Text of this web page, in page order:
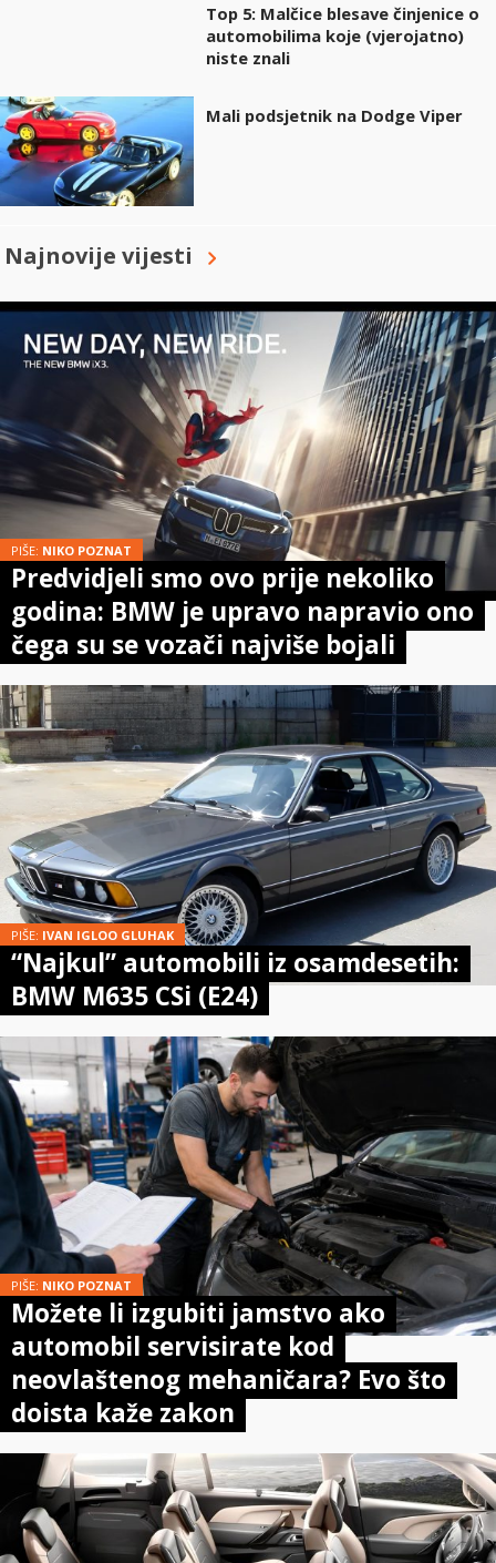
Top 5: Malčice blesave činjenice o
automobilima koje (vjerojatno)
niste znali
Mali podsjetnik na Dodge Viper
Najnovije vijesti
PIŠE: NIKO POZNAT
Predvidjeli smo ovo prije nekoliko
godina: BMW je upravo napravio ono
čega su se vozači najviše bojali
PIŠE: IVAN IGLOO GLUHAK
“Najkul” automobili iz osamdesetih:
BMW M635 CSi (E24)
PIŠE: NIKO POZNAT
Možete li izgubiti jamstvo ako
automobil servisirate kod
neovlaštenog mehaničara? Evo što
doista kaže zakon